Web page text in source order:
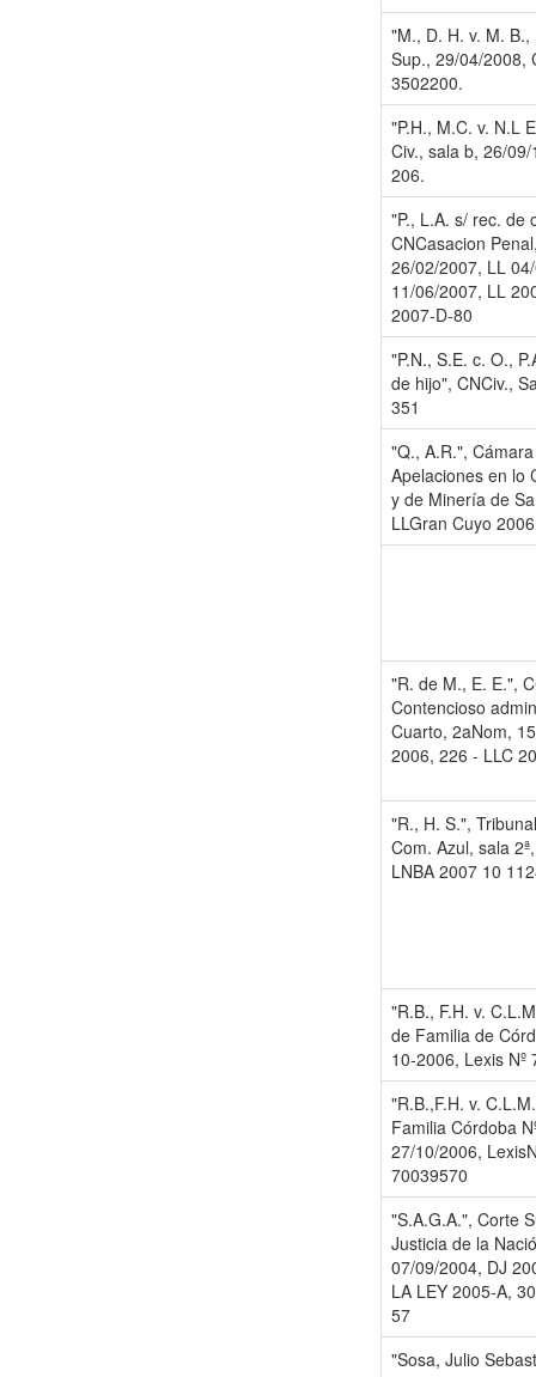
"M., D. H. v. M. B.,
Sup., 29/04/2008,
3502200.
"P.H., M.C. v. N.L
Civ., sala b, 26/
206.
"P., L.A. s/ rec. de
CNCasacion
26/02/2007, LL
11/06/2007, LL
2007-D-80
"P.N., S.E. c. O.,
de hijo", CNCiv.,
351
"Q., A.R.",
Apelaciones en lo
y de Minería de
LLGran Cuyo
"R. de M., E. E.",
Contencioso
Cuarto, 2aNom,
2006, 226 - LLC
"R., H. S.",
Com. Azul, sala
LNBA 2007 10
"R.B., F.H. v.
de Familia de
10-2006, Lexis Nº
"R.B.,F.H. v.
Familia Córdoba
27/10/2006,
70039570
"S.A.G.A.", Corte
Justicia de la
07/09/2004, DJ
LA LEY 2005-A,
57
"Sosa, Julio